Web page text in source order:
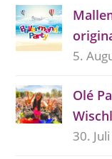
5.
Olé
30.